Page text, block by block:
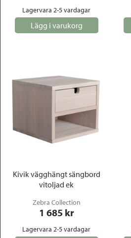
Lagervara 2-5 vardagar
Lägg i varukorg
Kivik vägghängt sängbord
vitoljad ek
Zebra Collection
1 685 kr
Lagervara 2-5 vardagar